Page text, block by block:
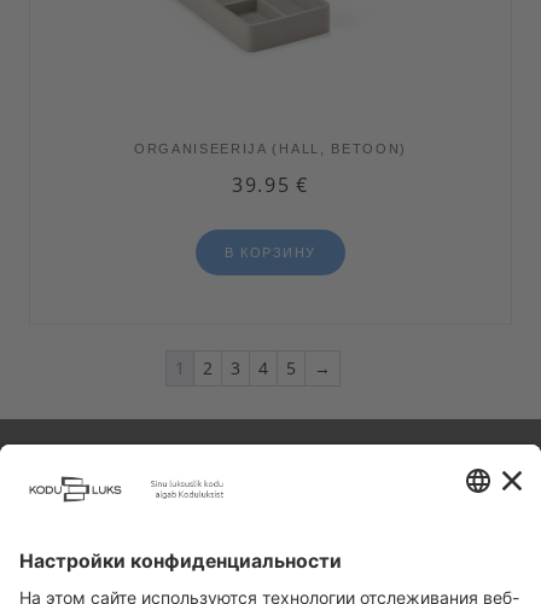
ORGANISEERIJA (HALL, BETOON)
39.95 €
В КОРЗИНУ
1 2 3 4 5 →